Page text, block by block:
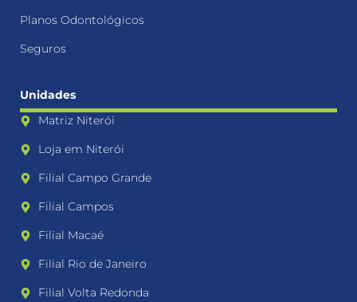
Planos Odontológicos
Seguros
Unidades
Matriz Niterói
Loja em Niterói
Filial Campo Grande
Filial Campos
Filial Macaé
Filial Rio de Janeiro
Filial Volta Redonda